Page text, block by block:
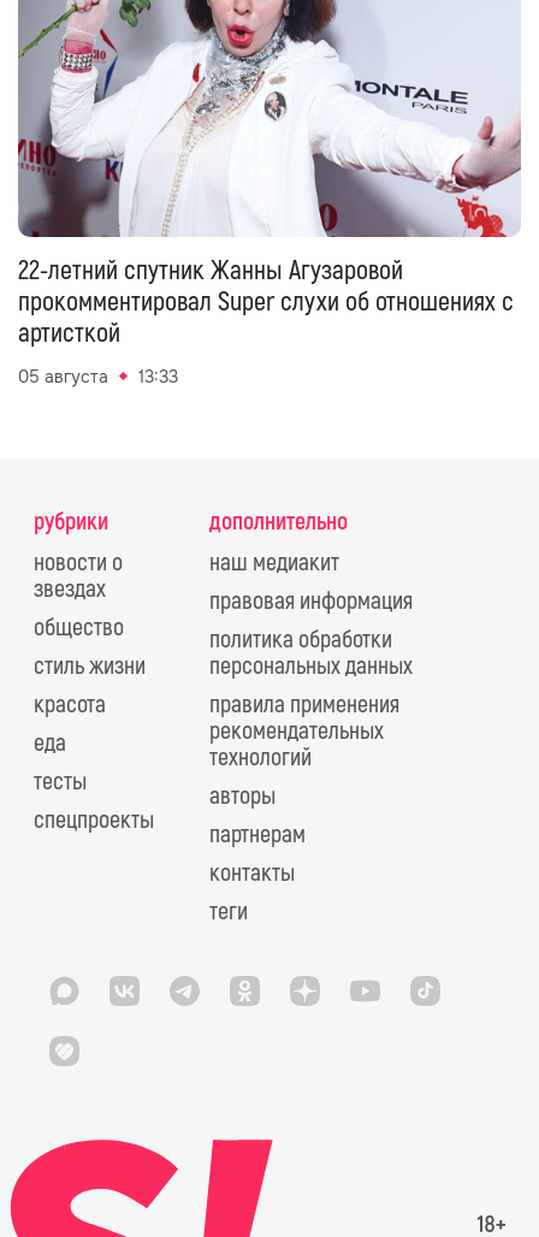
22-летний спутник Жанны Агузаровой
прокомментировал Super слухи об отношениях с
артисткой
05 августа 13:33
рубрики
новости о
звездах
общество
стиль жизни
красота
еда
тесты
спецпроекты
дополнительно
наш медиакит
правовая информация
политика обработки
персональных данных
правила применения
рекомендательных
технологий
авторы
партнерам
контакты
теги